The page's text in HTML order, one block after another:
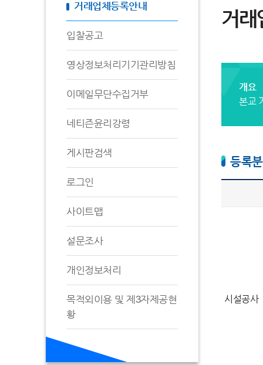
거래업체등록안내
입찰공고
영상정보처리기기관리방침
이메일무단수집거부
네티즌윤리강령
게시판검색
로그인
사이트맵
설문조사
개인정보처리
목적외이용 및 제3자제공현
황
거래
개요
본교
등록
시설공사